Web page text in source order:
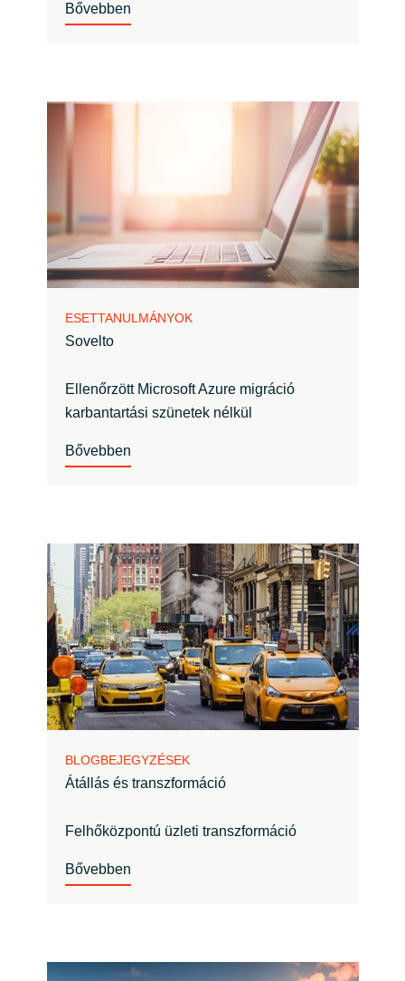
Bővebben
ESETTANULMÁNYOK
Sovelto
Ellenőrzött Microsoft Azure migráció
karbantartási szünetek nélkül
Bővebben
BLOGBEJEGYZÉSEK
Átállás és transzformáció
Felhőközpontú üzleti transzformáció
Bővebben